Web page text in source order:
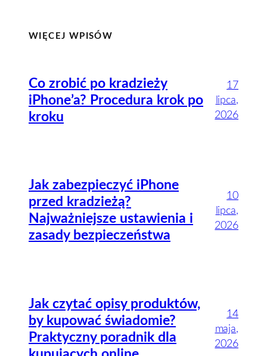
WIĘCEJ WPISÓW
Co zrobić po kradzieży
iPhone’a? Procedura krok po
kroku
17
lipca,
2026
Jak zabezpieczyć iPhone
przed kradzieżą?
Najważniejsze ustawienia i
zasady bezpieczeństwa
10
lipca,
2026
Jak czytać opisy produktów,
by kupować świadomie?
Praktyczny poradnik dla
14
maja,
2026